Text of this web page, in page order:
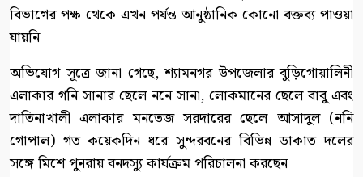
বিভাগের পক্ষ থেকে এখন পর্যন্ত আনুষ্ঠানিক কোনো বক্তব্য পাওয়া
যায়নি।
অভিযোগ সূত্রে জানা গেছে, শ্যামনগর উপজেলার বুড়িগোয়ালিনী
এলাকার গনি সানার ছেলে ননে সানা, লোকমানের ছেলে বাবু এবং
দাতিনাখালী এলাকার মনতেজ সরদারের ছেলে আসাদুল (ননি
গোপাল) গত কয়েকদিন ধরে সুন্দরবনের বিভিন্ন ডাকাত দলের
সঙ্গে মিশে পুনরায় বনদস্যু কার্যক্রম পরিচালনা করছেন।